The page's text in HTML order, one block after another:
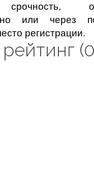
или через
регистрации.